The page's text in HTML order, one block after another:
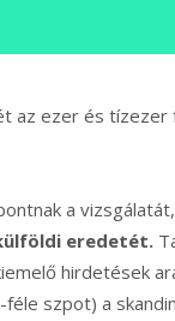
az ezer és
a
eredetét.
hirdetések
szpot) a